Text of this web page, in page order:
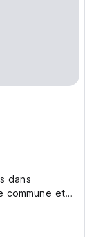
dans
commune et